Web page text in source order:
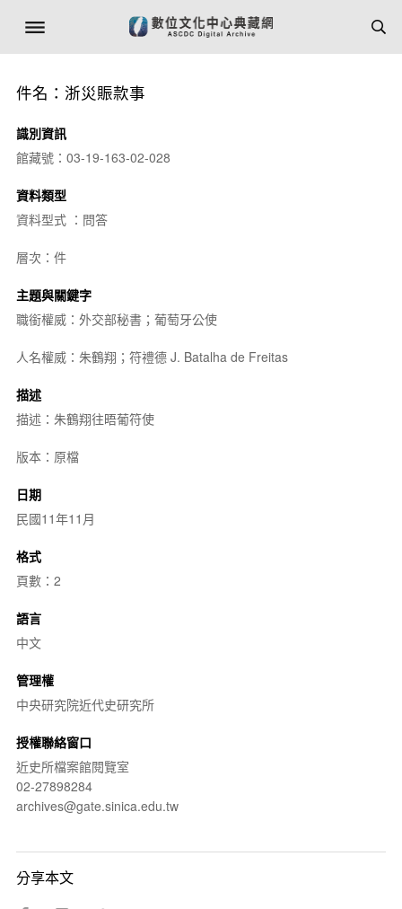
件名：浙災賑款事
識別資訊
館藏號：03-19-163-02-028
資料類型
資料型式 ：問答
層次：件
主題與關鍵字
職銜權威：外交部秘書；葡萄牙公使
人名權威：朱鶴翔；符禮德 J. Batalha de Freitas
描述
描述：朱鶴翔往晤葡符使
版本：原檔
日期
民國11年11月
格式
頁數：2
語言
中文
管理權
中央研究院近代史研究所
授權聯絡窗口
近史所檔案館閱覽室
02-27898284
archives@gate.sinica.edu.tw
分享本文